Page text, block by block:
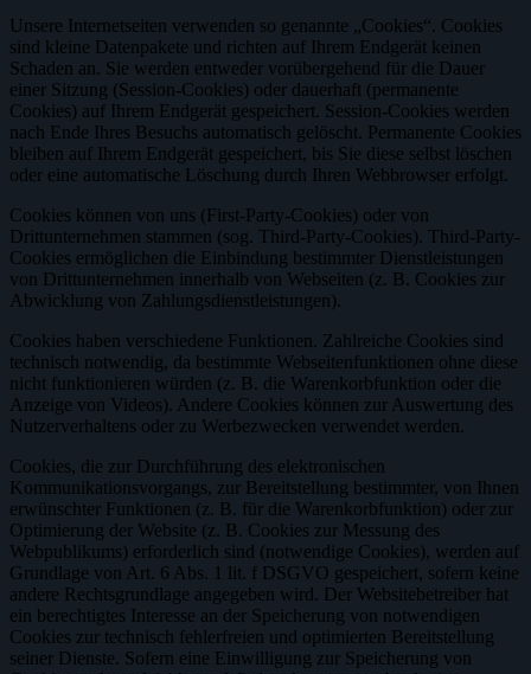
Unsere Internetseiten verwenden so genannte „Cookies“. Cookies
sind kleine Datenpakete und richten auf Ihrem Endgerät keinen
Schaden an. Sie werden entweder vorübergehend für die Dauer
einer Sitzung (Session-Cookies) oder dauerhaft (permanente
Cookies) auf Ihrem Endgerät gespeichert. Session-Cookies werden
nach Ende Ihres Besuchs automatisch gelöscht. Permanente Cookies
bleiben auf Ihrem Endgerät gespeichert, bis Sie diese selbst löschen
oder eine automatische Löschung durch Ihren Webbrowser erfolgt.
Cookies können von uns (First-Party-Cookies) oder von
Drittunternehmen stammen (sog. Third-Party-Cookies). Third-Party-
Cookies ermöglichen die Einbindung bestimmter Dienstleistungen
von Drittunternehmen innerhalb von Webseiten (z. B. Cookies zur
Abwicklung von Zahlungsdienstleistungen).
Cookies haben verschiedene Funktionen. Zahlreiche Cookies sind
technisch notwendig, da bestimmte Webseitenfunktionen ohne diese
nicht funktionieren würden (z. B. die Warenkorbfunktion oder die
Anzeige von Videos). Andere Cookies können zur Auswertung des
Nutzerverhaltens oder zu Werbezwecken verwendet werden.
Cookies, die zur Durchführung des elektronischen
Kommunikationsvorgangs, zur Bereitstellung bestimmter, von Ihnen
erwünschter Funktionen (z. B. für die Warenkorbfunktion) oder zur
Optimierung der Website (z. B. Cookies zur Messung des
Webpublikums) erforderlich sind (notwendige Cookies), werden auf
Grundlage von Art. 6 Abs. 1 lit. f DSGVO gespeichert, sofern keine
andere Rechtsgrundlage angegeben wird. Der Websitebetreiber hat
ein berechtigtes Interesse an der Speicherung von notwendigen
Cookies zur technisch fehlerfreien und optimierten Bereitstellung
seiner Dienste. Sofern eine Einwilligung zur Speicherung von